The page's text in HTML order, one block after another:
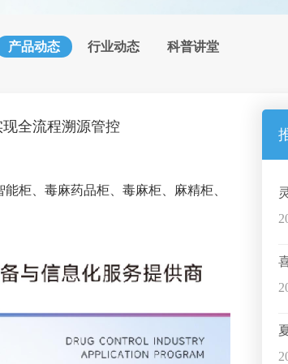
产品动态 行业动态 科普讲堂
全流程溯源管控
柜、毒麻药品柜、毒麻柜、麻精柜、